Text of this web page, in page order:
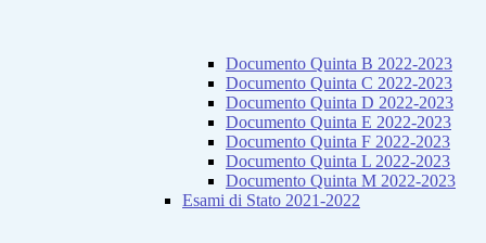
Documento Quinta B 2022-2023
Documento Quinta C 2022-2023
Documento Quinta D 2022-2023
Documento Quinta E 2022-2023
Documento Quinta F 2022-2023
Documento Quinta L 2022-2023
Documento Quinta M 2022-2023
Esami di Stato 2021-2022